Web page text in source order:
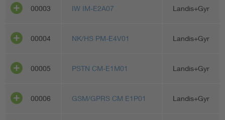
Digitalisierung und Metering
Versorgungsqualität Stromnetze
Innovative Netztechnologien
Umwelt- und Naturschutz
00003 IW IM-E2A07 Landis+Gyr
00004 NK/HS PM-E4V01 Landis+Gyr
00005 PSTN CM-E1M01 Landis+Gyr
00006 GSM/GPRS CM E1P01 Landis+Gyr